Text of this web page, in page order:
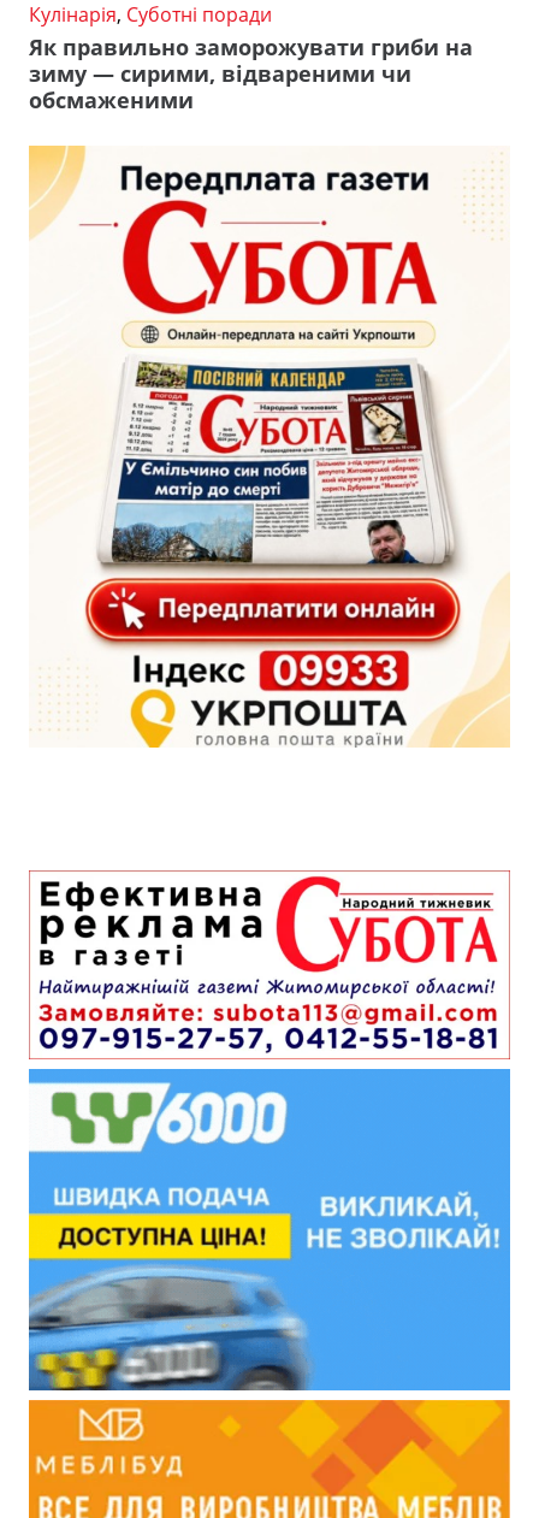
Кулінарія, Суботні поради
Як правильно заморожувати гриби на
зиму — сирими, відвареними чи
обсмаженими